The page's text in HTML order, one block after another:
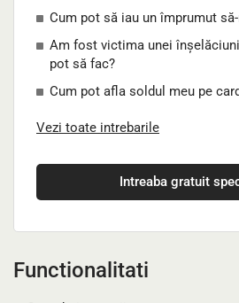
Cum pot să iau un împrumut
Am fost victima unei
pot să fac?
Cum pot afla soldul meu pe
Vezi toate intrebarile
Intreaba gratuit
Functionalitati